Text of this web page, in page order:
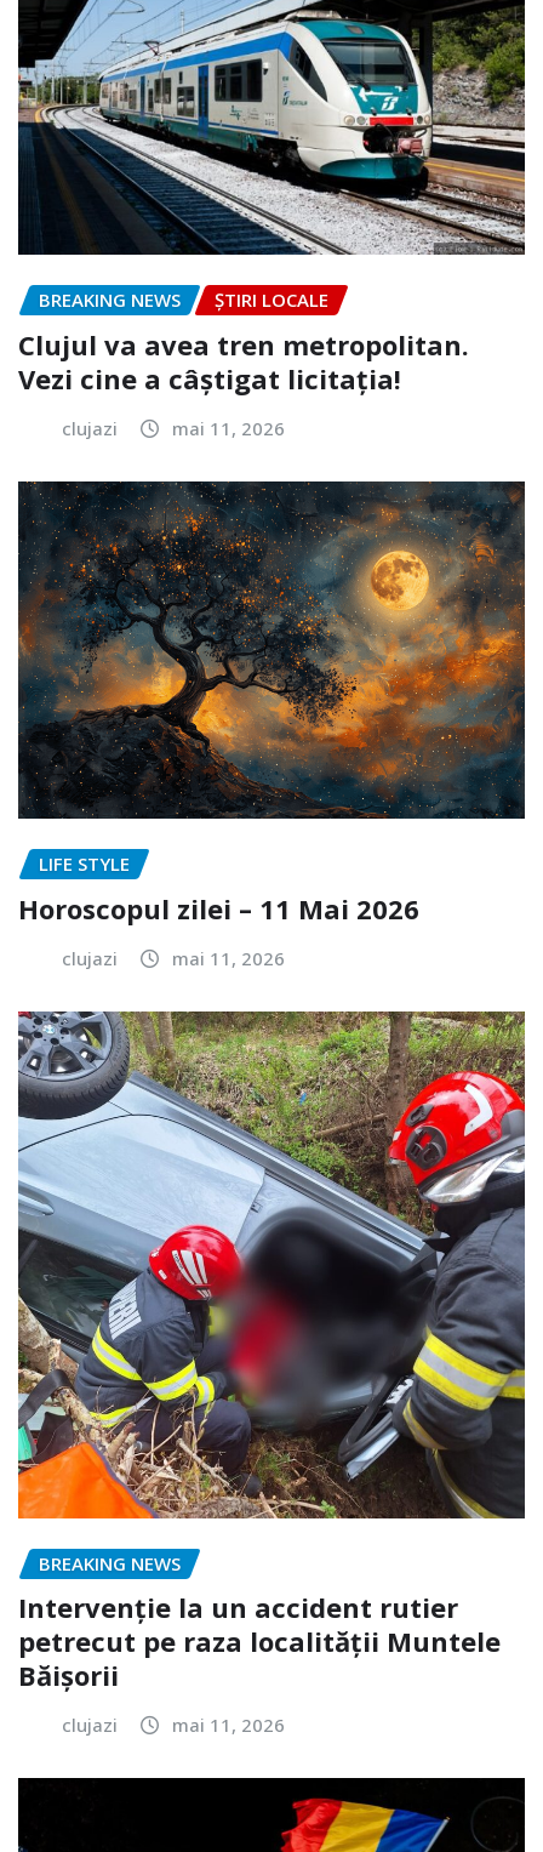
BREAKING NEWS ȘTIRI LOCALE
Clujul va avea tren metropolitan.
Vezi cine a câștigat licitația!
clujazi mai 11, 2026
LIFE STYLE
Horoscopul zilei – 11 Mai 2026
clujazi mai 11, 2026
BREAKING NEWS
Intervenție la un accident rutier
petrecut pe raza localității Muntele
Băișorii
clujazi mai 11, 2026